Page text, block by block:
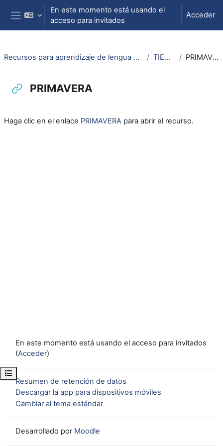
Salta al contenido principal
Panel lateral
En este momento está usando el
acceso para invitados
Acceder
Abrir índice del curso
Recursos para aprendizaje de lengua aragonesa TIEMPO PRIMAVERA
PRIMAVERA
Haga clic en el enlace PRIMAVERA para abrir el recurso.
En este momento está usando el acceso para invitados
(Acceder)
Resumen de retención de datos
Descargar la app para dispositivos móviles
Cambiar al tema estándar
Desarrollado por Moodle